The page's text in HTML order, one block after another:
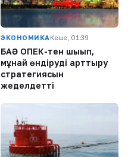
ЭКОНОМИКА Кеше, 01:39
БАӘ ОПЕК-тен шығып,
мұнай өндіруді арттыру
стратегиясын
жеделдетті